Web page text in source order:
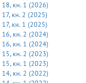
18, кн. 1 (2026)
17, кн. 2 (2025)
17, кн. 1 (2025)
16, кн. 2 (2024)
16, кн. 1 (2024)
15, кн. 2 (2023)
15, кн. 1 (2023)
14, кн. 2 (2022)